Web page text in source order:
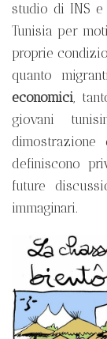
studio di INS
Tunisia per
proprie
quanto
economici,
giovani
definiscono
future
immaginari.